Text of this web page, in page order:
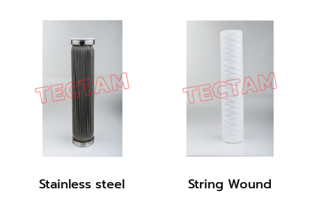
Stainless steel String Wound